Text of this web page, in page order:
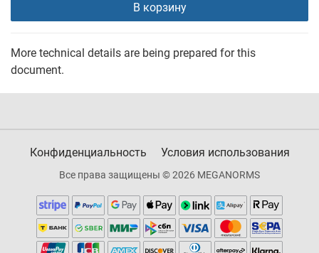
В корзину
More technical details are being prepared for this
document.
Конфиденциальность Условия использования
Все права защищены © 2026 MEGANORMS